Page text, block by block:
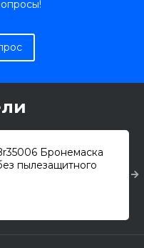
Бронемаска
пылезащитного